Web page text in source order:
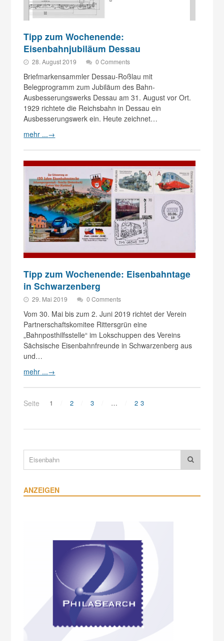
Tipp zum Wochenende:
Eisenbahnjubiläum Dessau
28. August 2019 0 Comments
Briefmarkensammler Dessau-Roßlau mit
Belegprogramm zum Jubiläum des Bahn-
Ausbesserungswerks Dessau am 31. August vor Ort.
1929 richtete die Reichsbahn in Dessau ein
Ausbesserungswerk ein. Heute zeichnet…
mehr ...→
Tipp zum Wochenende: Eisenbahntage
in Schwarzenberg
29. Mai 2019 0 Comments
Vom 30. Mai bis zum 2. Juni 2019 richtet der Verein
Partnerschaftskomitee Rittersgrün eine
„Bahnposthilfsstelle“ im Lokschuppen des Vereins
Sächsische Eisenbahnfreunde in Schwarzenberg aus
und…
mehr ...→
Seite 1 2 3 … 23
ANZEIGEN